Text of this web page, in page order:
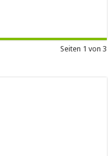
Seiten 1 von 3